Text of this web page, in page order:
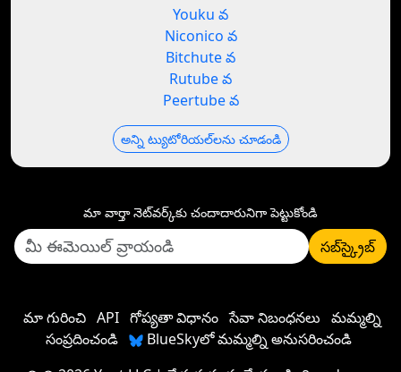
Youku వ
Niconico వ
Bitchute వ
Rutube వ
Peertube వ
అన్ని ట్యుటోరియల్‌లను చూడండి
మా వార్తా నెట్‌వర్క్‌కు చందాదారునిగా పెట్టుకోండి
సబ్‌స్క్రైబ్
మా గురించి API గోప్యతా విధానం సేవా నిబంధనలు మమ్మల్ని
సంప్రదించండి
BlueSkyలో మమ్మల్ని అనుసరించండి